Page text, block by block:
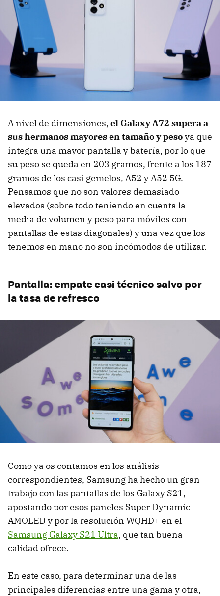
A nivel de dimensiones, el Galaxy A72 supera a
sus hermanos mayores en tamaño y pesoya que
integra una mayor pantalla y batería, por lo que
su peso se queda en 203 gramos, frente a los 187
gramos de los casi gemelos, A52 y A52 5G.
Pensamos que no son valores demasiado
elevados (sobre todo teniendo en cuenta la
media de volumen y peso para móviles con
pantallas de estas diagonales) y una vez que los
tenemos en mano no son incómodos de utilizar.
Pantalla: empate casi técnico salvo por
la tasa de refresco
Como ya os contamos en los análisis
correspondientes, Samsung ha hecho un gran
trabajo con las pantallas de los Galaxy S21,
apostando por esos paneles Super Dynamic
AMOLED y por la resolución WQHD+ en el
Samsung Galaxy S21 Ultra, que tan buena
calidad ofrece.
En este caso, para determinar una de las
principales diferencias entre una gama y otra,